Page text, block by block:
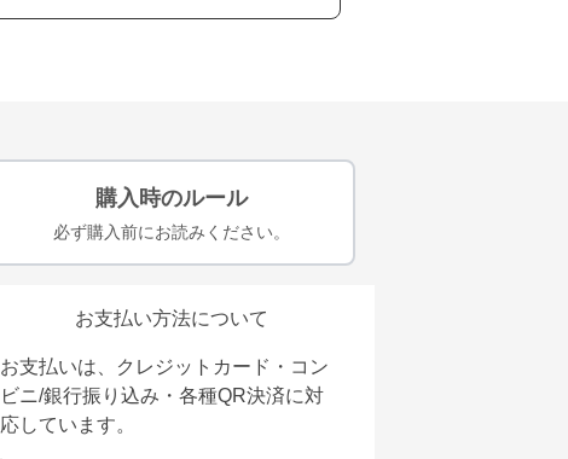
購入時のルール
必ず購入前にお読みください。
お支払い方法について
お支払いは、クレジットカード・コン
ビニ/銀行振り込み・各種QR決済に対
応しています。